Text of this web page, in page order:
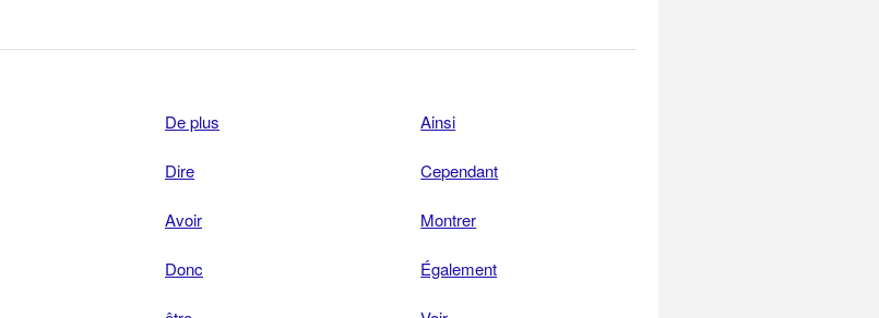
De plus Ainsi
Dire Cependant
Avoir Montrer
Donc Également